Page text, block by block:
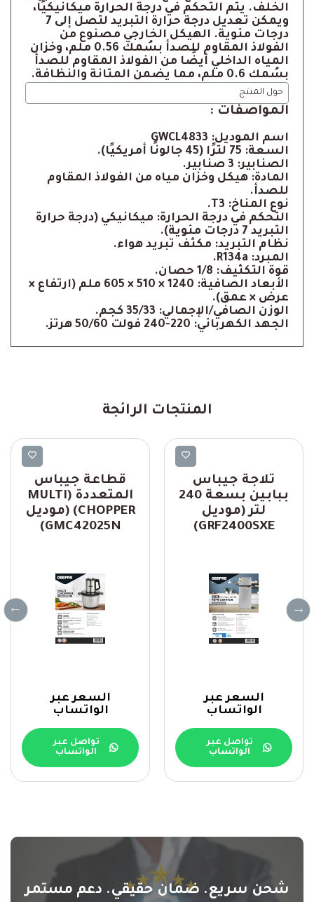
الخلف. يتم التحكم في درجة الحرارة ميكانيكيًا،
ويمكن تعديل درجة حرارة التبريد لتصل إلى 7
درجات مئوية. الهيكل الخارجي مصنوع من
الفولاذ المقاوم للصدأ بسُمك 0.56 ملم، وخزان
المياه الداخلي أيضًا من الفولاذ المقاوم للصدأ
بسُمك 0.6 ملم، مما يضمن المتانة والنظافة.
حول المنتج
المواصفات :
اسم الموديل: GWCL4833
السعة: 75 لترًا (45 جالونًا أمريكيًا).
الصنابير: 3 صنابير.
المادة: هيكل وخزان مياه من الفولاذ المقاوم
للصدأ.
نوع المناخ: T3.
التحكم في درجة الحرارة: ميكانيكي (درجة حرارة
التبريد 7 درجات مئوية).
نظام التبريد: مكثف تبريد هواء.
المبرد: R134a.
قوة التكثيف: 1/8 حصان.
الأبعاد الصافية: 1240 × 510 × 605 ملم (ارتفاع ×
عرض × عمق).
الوزن الصافي/الإجمالي: 35/33 كجم.
الجهد الكهربائي: 220-240 فولت 50/60 هرتز.
المنتجات الرائجة
ثلاجة جيباس
ببابين بسعة 240
لتر (موديل
GRF2400SXE)
السعر عبر
الواتساب
تواصل عبر
الواتساب
قطاعة جيباس
المتعددة (MULTI
CHOPPER) (موديل
GMC42025N)
السعر عبر
الواتساب
تواصل عبر
الواتساب
شحن سريع. ضمان حقيقي. دعم مستمر